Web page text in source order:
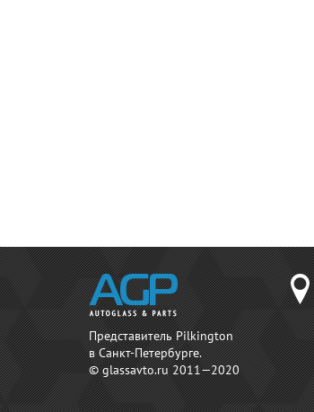
Представитель Pilkington
в Санкт-Петербурге.
© glassavto.ru 2011—2020